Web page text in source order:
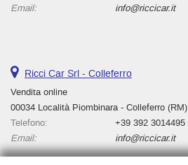
Email:
info@riccicar.it
Ricci Car Srl - Colleferro
Vendita online
00034 Località Piombinara - Colleferro (RM)
Telefono:
+39 392 3014495
Email:
info@riccicar.it